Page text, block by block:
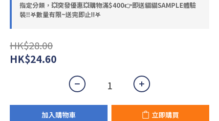
指定分類，💥突發優惠💥購物滿$400👉即送貓貓SAMPLE體驗
裝‼️𖤐數量有限~送完即止!!𖤐
HK$28.00
HK$24.60
加入購物車 立即購買